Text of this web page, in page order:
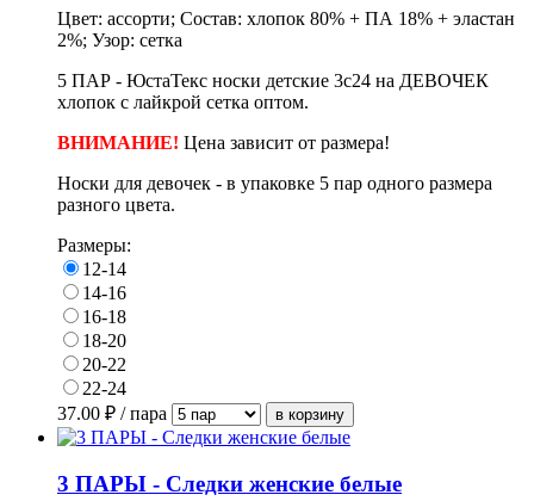
Цвет: ассорти; Состав: хлопок 80% + ПА 18% + эластан
2%; Узор: сетка
5 ПАР - ЮстаТекс носки детские 3с24 на ДЕВОЧЕК
хлопок с лайкрой сетка оптом.
ВНИМАНИЕ! Цена зависит от размера!
Носки для девочек - в упаковке 5 пар одного размера
разного цвета.
Размеры:
12-14
14-16
16-18
18-20
20-22
22-24
37.00 ₽ / пара
3 ПАРЫ - Следки женские белые